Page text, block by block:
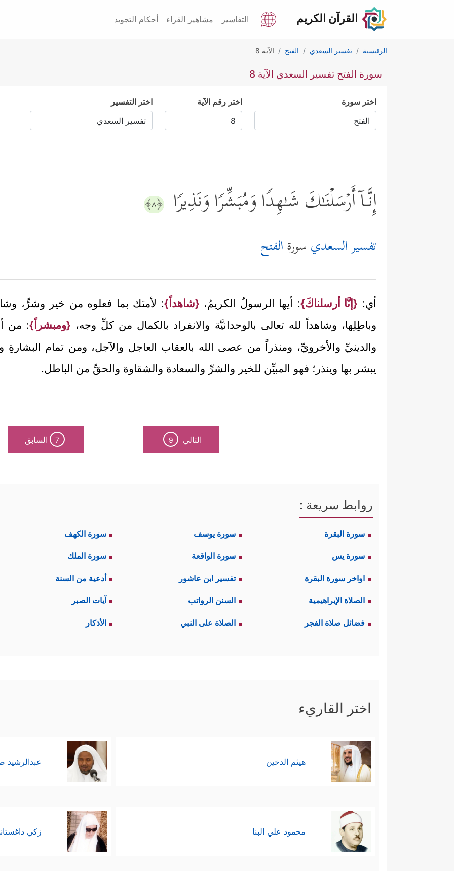
القرآن الكريم التفاسير مشاهير القراء أحكام التجويد
الرئيسية تفسير السعدي الفتح الآية 8
سورة الفتح تفسير السعدي الآية 8
اختر سورة اختر رقم الآية اختر التفسير
إِنَّـاۤ أَرۡسَلۡنَـٰكَ شَـٰهِدࣰا وَمُبَشِّرࣰا وَنَذِیرࣰا ﴿٨﴾
تفسير السعدي سورةالفتح
أي: {إنَّا أرسلناكَ}: أيها الرسولُ الكريمُ، {شاهداً}: لأمتك بما فعلوه من خير وشرٍّ،
وباطِلِها، وشاهداً لله تعالى بالوحدانيَّة والانفراد بالكمال من كلِّ وجه، {ومبشراً}: من
والدينيِّ والأخرويِّ، ومنذراً من عصى الله بالعقاب العاجل والآجل، ومن تمام البشارةِ
يبشر بها وينذر؛ فهو المبيِّن للخير والشرِّ والسعادة والشقاوة والحقِّ من الباطل.
التالي 9
7 السابق
روابط سريعة :
سورة البقرة سورة يوسف سورة الكهف
سورة يس سورة الواقعة سورة الملك
اواخر سورة البقرة تفسير ابن عاشور أدعية من السنة
الصلاة الإبراهيمية السنن الرواتب آيات الصبر
فضائل صلاة الفجر الصلاة على النبي الأذكار
اختر القاريء
هيثم الدخين عبدالرشيد
محمود علي البنا زكي